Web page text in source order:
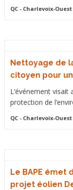
QC- Charlevoix-Ouest
Nettoyage de
citoyen pour
L’événement
protection de
QC- Charlevoix-Ouest
Le BAPE émet
projet éolien